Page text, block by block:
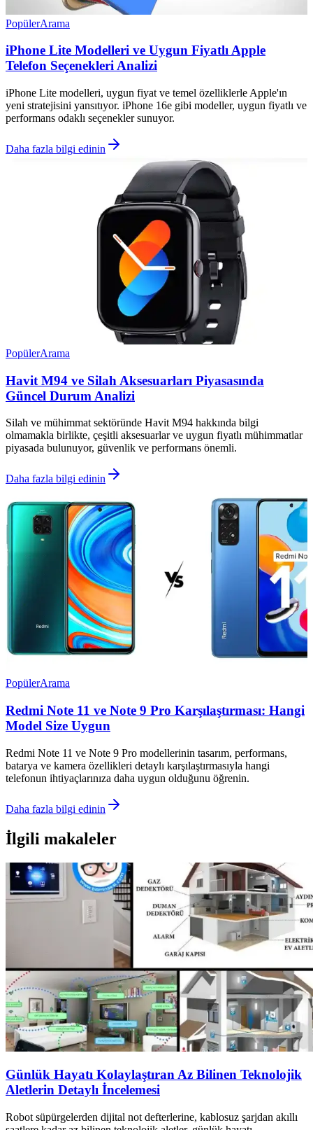
PopülerArama
iPhone Lite Modelleri ve Uygun Fiyatlı Apple
Telefon Seçenekleri Analizi
iPhone Lite modelleri, uygun fiyat ve temel özelliklerle Apple'ın
yeni stratejisini yansıtıyor. iPhone 16e gibi modeller, uygun fiyatlı ve
performans odaklı seçenekler sunuyor.
Daha fazla bilgi edinin
PopülerArama
Havit M94 ve Silah Aksesuarları Piyasasında
Güncel Durum Analizi
Silah ve mühimmat sektöründe Havit M94 hakkında bilgi
olmamakla birlikte, çeşitli aksesuarlar ve uygun fiyatlı mühimmatlar
piyasada bulunuyor, güvenlik ve performans önemli.
Daha fazla bilgi edinin
PopülerArama
Redmi Note 11 ve Note 9 Pro Karşılaştırması: Hangi
Model Size Uygun
Redmi Note 11 ve Note 9 Pro modellerinin tasarım, performans,
batarya ve kamera özellikleri detaylı karşılaştırmasıyla hangi
telefonun ihtiyaçlarınıza daha uygun olduğunu öğrenin.
Daha fazla bilgi edinin
İlgili makaleler
Günlük Hayatı Kolaylaştıran Az Bilinen Teknolojik
Aletlerin Detaylı İncelemesi
Robot süpürgelerden dijital not defterlerine, kablosuz şarjdan akıllı